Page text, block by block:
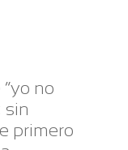
no
sin
primero